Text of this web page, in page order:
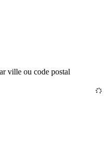
ville ou code postal